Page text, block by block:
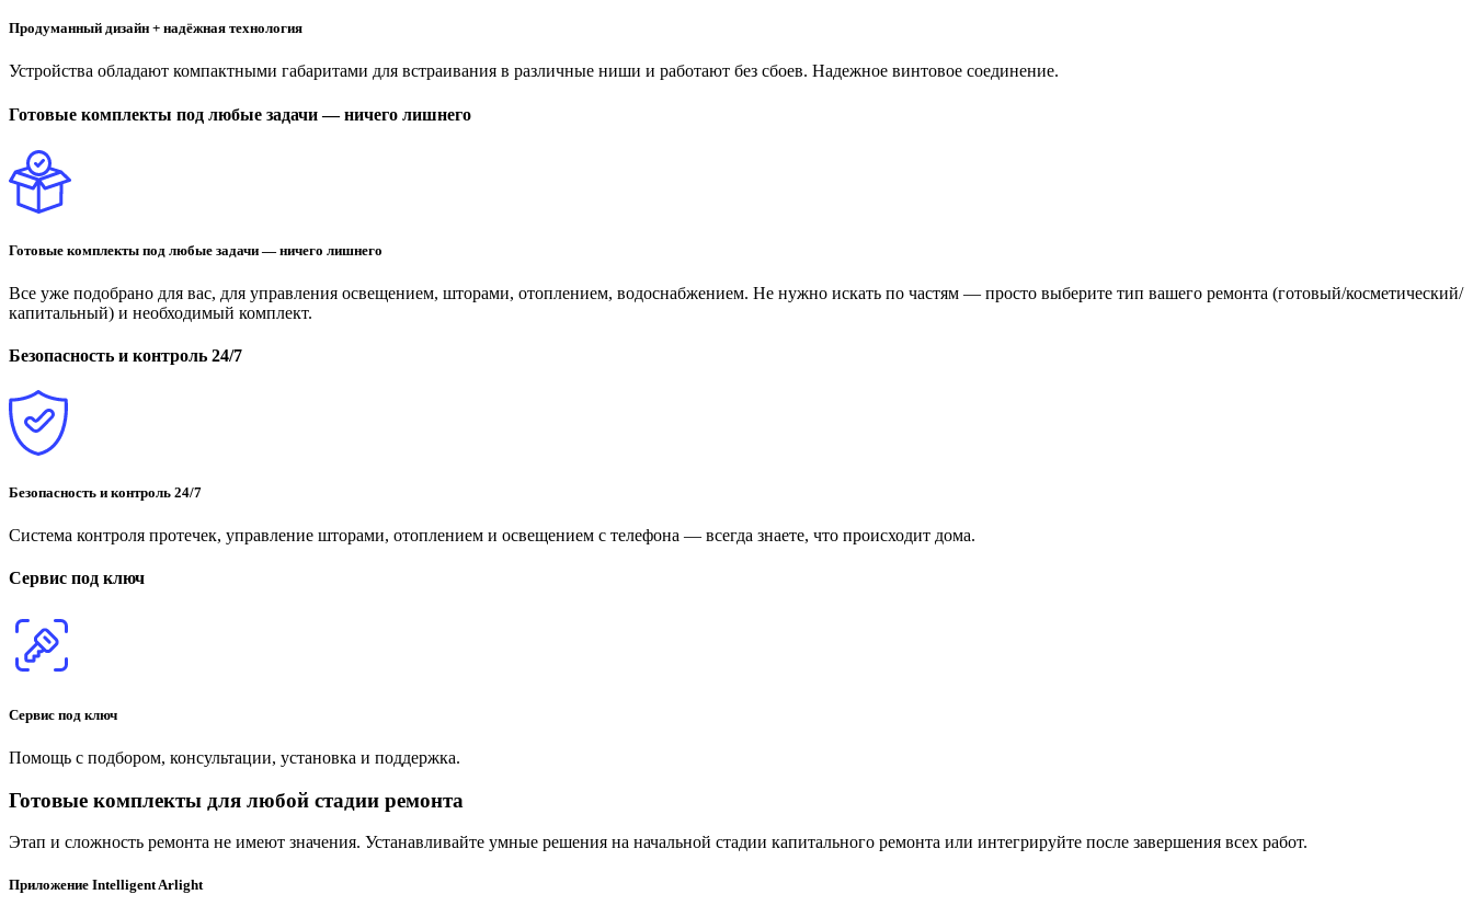
Продуманный дизайн + надёжная технология
Устройства обладают компактными габаритами для встраивания в различные ниши и работают без сбоев. Надежное винтовое соединение.
Готовые комплекты под любые задачи — ничего лишнего
Готовые комплекты под любые задачи — ничего лишнего
Все уже подобрано для вас, для управления освещением, шторами, отоплением, водоснабжением. Не нужно искать по частям — просто выберите тип вашего ремонта (готовый/косметический/
капитальный) и необходимый комплект.
Безопасность и контроль 24/7
Безопасность и контроль 24/7
Система контроля протечек, управление шторами, отоплением и освещением с телефона — всегда знаете, что происходит дома.
Сервис под ключ
Сервис под ключ
Помощь с подбором, консультации, установка и поддержка.
Готовые комплекты для любой стадии ремонта
Этап и сложность ремонта не имеют значения. Устанавливайте умные решения на начальной стадии капитального ремонта или интегрируйте после завершения всех работ.
Приложение Intelligent Arlight